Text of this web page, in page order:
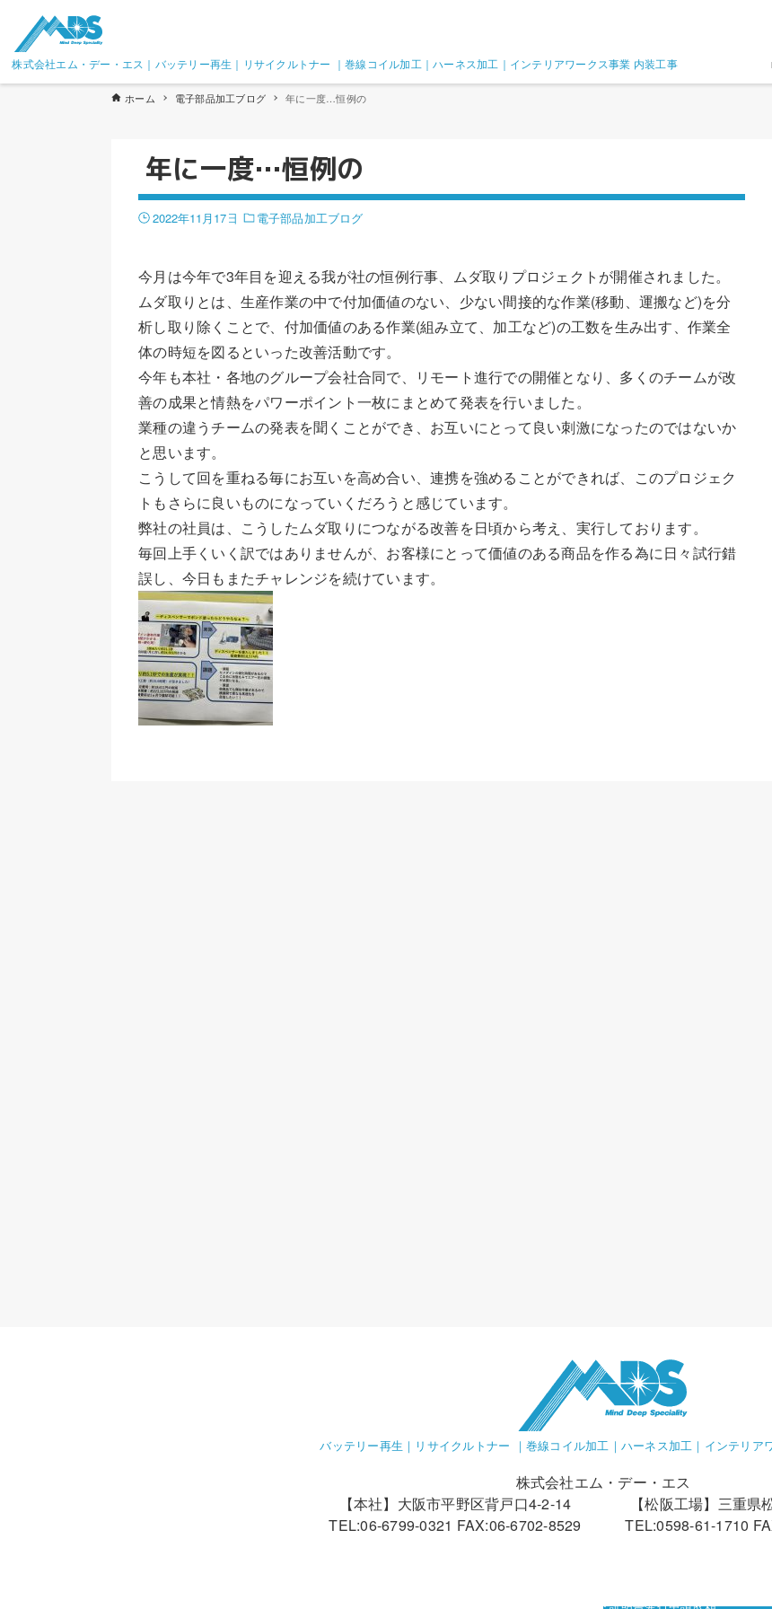
株式会社エム・デー・エス｜バッテリー再生｜リサイクルトナー ｜巻線コイル加工｜ハーネス加工｜インテリアワークス事業 内装工事
ホーム 電子部品加工ブログ 年に一度…恒例の
年に一度…恒例の
2022年11月17日 電子部品加工ブログ
今月は今年で3年目を迎える我が社の恒例行事、ムダ取りプロジェクトが開催されました。
ムダ取りとは、生産作業の中で付加価値のない、少ない間接的な作業(移動、運搬など)を分
析し取り除くことで、付加価値のある作業(組み立て、加工など)の工数を生み出す、作業全
体の時短を図るといった改善活動です。
今年も本社・各地のグループ会社合同で、リモート進行での開催となり、多くのチームが改
善の成果と情熱をパワーポイント一枚にまとめて発表を行いました。
業種の違うチームの発表を聞くことができ、お互いにとって良い刺激になったのではないか
と思います。
こうして回を重ねる毎にお互いを高め合い、連携を強めることができれば、このプロジェク
トもさらに良いものになっていくだろうと感じています。
弊社の社員は、こうしたムダ取りにつながる改善を日頃から考え、実行しております。
毎回上手くいく訳ではありませんが、お客様にとって価値のある商品を作る為に日々試行錯
誤し、今日もまたチャレンジを続けています。
バッテリー再生｜リサイクルトナー ｜巻線コイル加工｜ハーネス加工｜インテリア
株式会社エム・デー・エス
【本社】大阪市平野区背戸口4-2-14
TEL:06-6799-0321 FAX:06-6702-8529
【松阪工場】三重県
TEL:0598-61-1710
カーボン・オフセット証明書発行申請依頼